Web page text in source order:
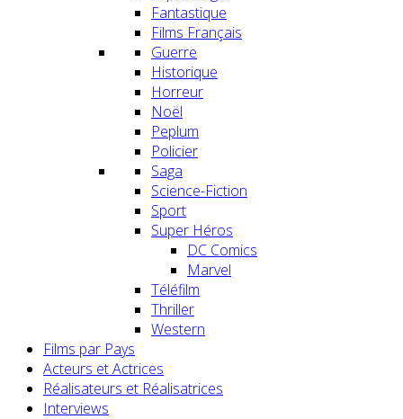
Fantastique
Films Français
Guerre
Historique
Horreur
Noël
Peplum
Policier
Saga
Science-Fiction
Sport
Super Héros
DC Comics
Marvel
Téléfilm
Thriller
Western
Films par Pays
Acteurs et Actrices
Réalisateurs et Réalisatrices
Interviews